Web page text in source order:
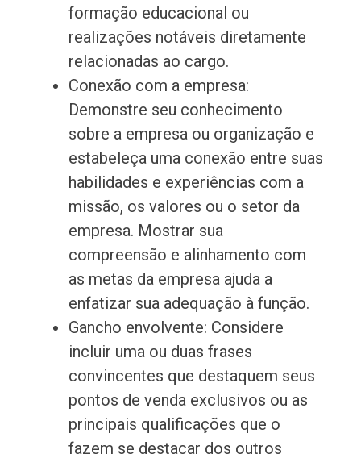
formação educacional ou
realizações notáveis diretamente
relacionadas ao cargo.
Conexão com a empresa:
Demonstre seu conhecimento
sobre a empresa ou organização e
estabeleça uma conexão entre suas
habilidades e experiências com a
missão, os valores ou o setor da
empresa. Mostrar sua
compreensão e alinhamento com
as metas da empresa ajuda a
enfatizar sua adequação à função.
Gancho envolvente: Considere
incluir uma ou duas frases
convincentes que destaquem seus
pontos de venda exclusivos ou as
principais qualificações que o
fazem se destacar dos outros